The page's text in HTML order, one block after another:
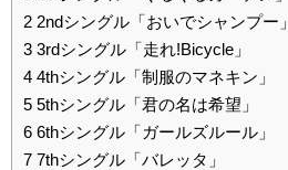
2 2ndシングル「おいでシャンプー」
3 3rdシングル「走れ!Bicycle」
4 4thシングル「制服のマネキン」
5 5thシングル「君の名は希望」
6 6thシングル「ガールズルール」
7 7thシングル「バレッタ」